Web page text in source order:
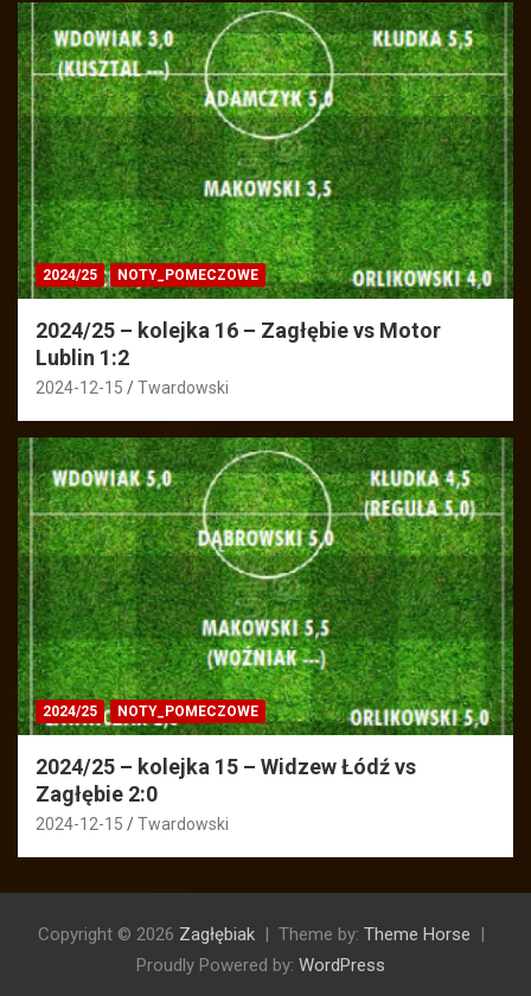
2024/25 NOTY_POMECZOWE
2024/25 – kolejka 16 – Zagłębie vs Motor
Lublin 1:2
2024-12-15 Twardowski
2024/25 NOTY_POMECZOWE
2024/25 – kolejka 15 – Widzew Łódź vs
Zagłębie 2:0
2024-12-15 Twardowski
Copyright © 2026 Zagłębiak Theme by: Theme Horse
Proudly Powered by: WordPress